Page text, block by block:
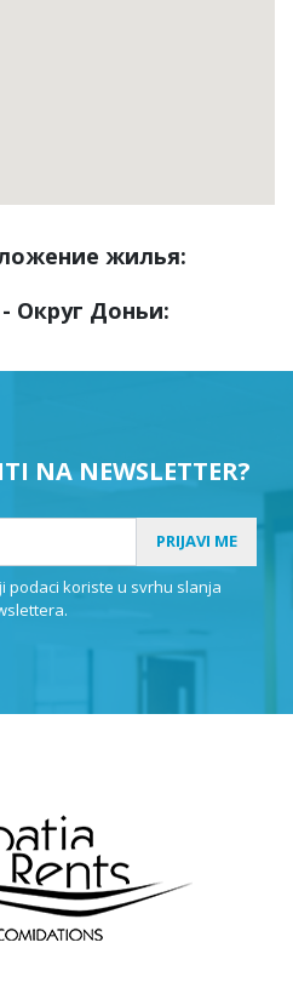
жилья:
Округ Доньи:
NA NEWSLETTER?
PRIJAVI ME
podaci koriste u svrhu slanja